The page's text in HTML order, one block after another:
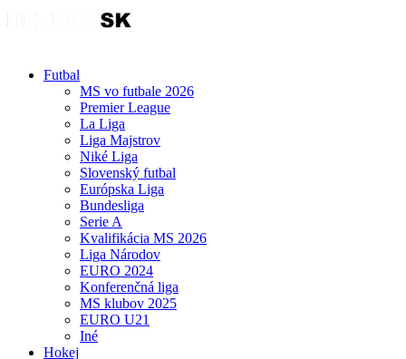
Futbal
MS vo futbale 2026
Premier League
La Liga
Liga Majstrov
Niké Liga
Slovenský futbal
Európska Liga
Bundesliga
Serie A
Kvalifikácia MS 2026
Liga Národov
EURO 2024
Konferenčná liga
MS klubov 2025
EURO U21
Iné
Hokej